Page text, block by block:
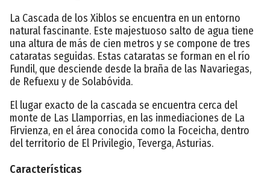
La Cascada de los Xiblos se encuentra en un entorno
natural fascinante. Este majestuoso salto de agua tiene
una altura de más de cien metros y se compone de tres
cataratas seguidas. Estas cataratas se forman en el río
Fundil, que desciende desde la braña de las Navariegas,
de Refuexu y de Solabóvida.
El lugar exacto de la cascada se encuentra cerca del
monte de Las Llamporrias, en las inmediaciones de La
Firvienza, en el área conocida como la Foceicha, dentro
del territorio de El Privilegio, Teverga, Asturias.
Características